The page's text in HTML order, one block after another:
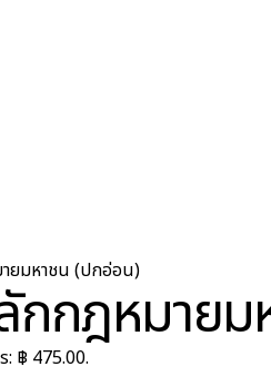
ายมหาชน (ปกอ่อน)
กกฎหมาย
฿ 475.00.